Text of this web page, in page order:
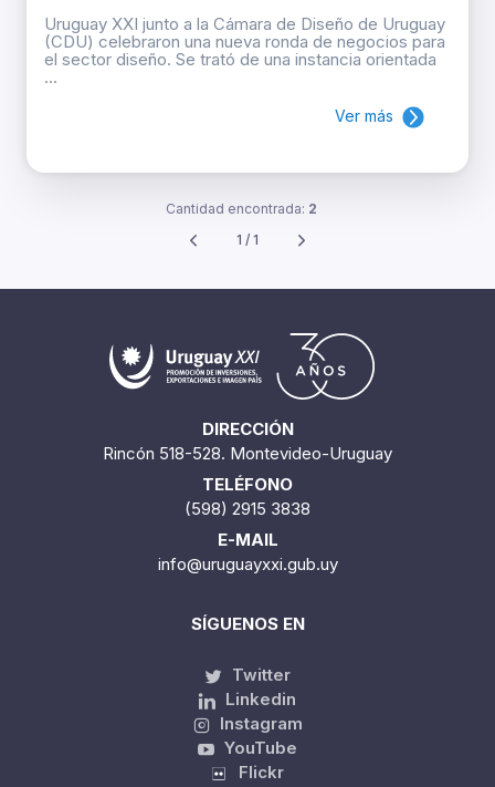
Uruguay XXI junto a la Cámara de Diseño de Uruguay
(CDU) celebraron una nueva ronda de negocios para
el sector diseño. Se trató de una instancia orientada
...
Ver más
Cantidad encontrada: 2
1 / 1
DIRECCIÓN
Rincón 518-528. Montevideo-Uruguay
TELÉFONO
(598) 2915 3838
E-MAIL
info@uruguayxxi.gub.uy
SÍGUENOS EN
Twitter
Linkedin
Instagram
YouTube
Flickr